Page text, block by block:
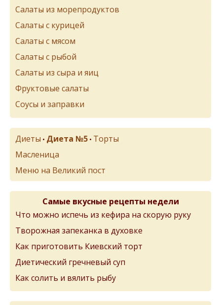
Салаты из морепродуктов
Салаты с курицей
Салаты с мясом
Салаты с рыбой
Салаты из сыра и яиц
Фруктовые салаты
Соусы и заправки
Диеты • Диета №5 • Торты
Масленица
Меню на Великий пост
Самые вкусные рецепты недели
Что можно испечь из кефира на скорую руку
Творожная запеканка в духовке
Как приготовить Киевский торт
Диетический гречневый суп
Как солить и вялить рыбу